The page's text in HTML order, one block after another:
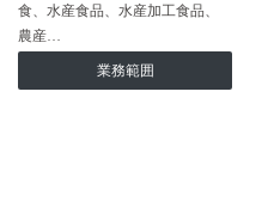
食、水産食品、水産加工食品、
農産…
業務範囲